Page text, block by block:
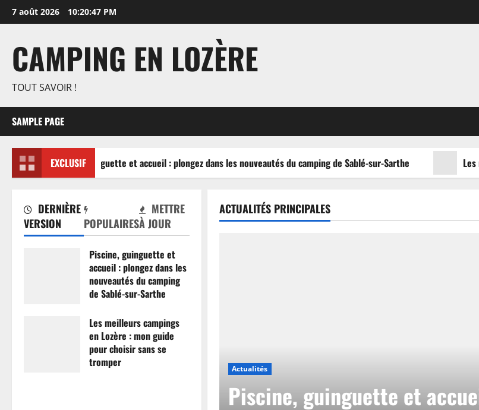
Aller
au
7 août 2026 10:20:48 PM
CAMPING EN LOZÈRE
TOUT SAVOIR !
SAMPLE PAGE
EXCLUSIF
Piscine, guinguette et accueil : plongez dans les nouveautés du camping de Sablé-sur-Sarthe Les
DERNIÈRE
VERSION
POPULAIRES
METTRE
À JOUR
Piscine, guinguette et
accueil : plongez dans les
nouveautés du camping
de Sablé-sur-Sarthe
Les meilleurs campings
en Lozère : mon guide
pour choisir sans se
tromper
ACTUALITÉS PRINCIPALES
Actualités
Piscine, guinguette et